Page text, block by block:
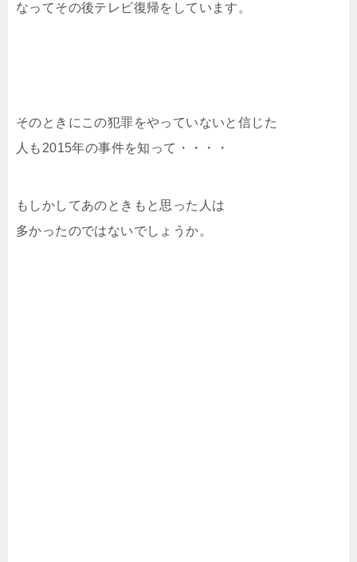
なってその後テレビ復帰をしています。
そのときにこの犯罪をやっていないと信じた
人も2015年の事件を知って・・・・
もしかしてあのときもと思った人は
多かったのではないでしょうか。